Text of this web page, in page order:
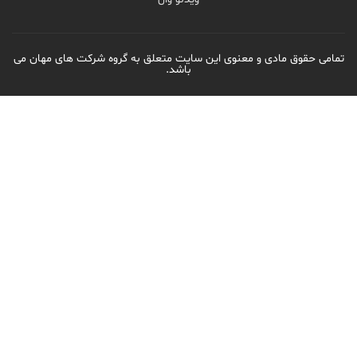
و معنوی این سایت متعلق به گروه شرکت های مهان می
باشد.